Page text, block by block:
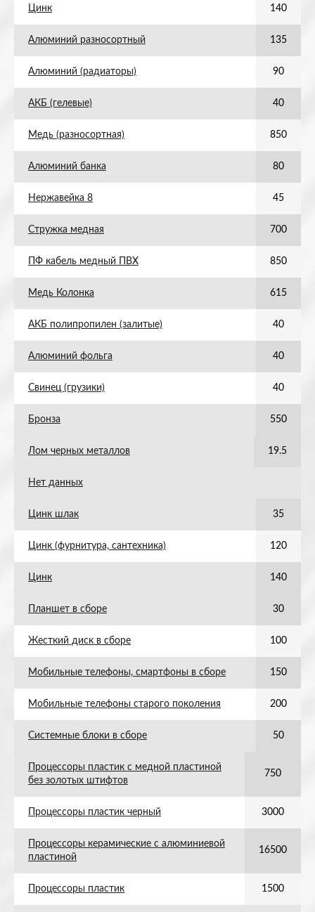
Цинк 140
Алюминий разносортный 135
Алюминий (радиаторы) 90
АКБ (гелевые) 40
Медь (разносортная) 850
Алюминий банка 80
Нержавейка 8 45
Стружка медная 700
ПФ кабель медный ПВХ 850
Медь Колонка 615
АКБ полипропилен (залитые) 40
Алюминий фольга 40
Свинец (грузики) 40
Бронза 550
Лом черных металлов 19.5
Нет данных
Цинк шлак 35
Цинк (фурнитура, сантехника) 120
Цинк 140
Планшет в сборе 30
Жесткий диск в сборе 100
Мобильные телефоны, смартфоны в сборе 150
Мобильные телефоны старого поколения 200
Системные блоки в сборе 50
Процессоры пластик с медной пластиной
без золотых штифтов
750
Процессоры пластик черный 3000
Процессоры керамические с алюминиевой
пластиной
16500
Процессоры пластик 1500